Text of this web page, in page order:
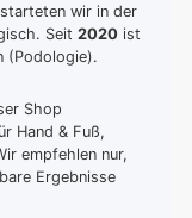
starteten wir in der
Seit 2020 ist
(Podologie).
Shop
Hand & Fuß,
empfehlen nur,
Ergebnisse